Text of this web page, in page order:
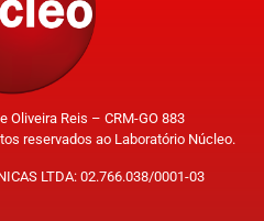
Oliveira Reis – CRM-GO 883
reservados ao Laboratório Núcleo.
LTDA: 02.766.038/0001-03